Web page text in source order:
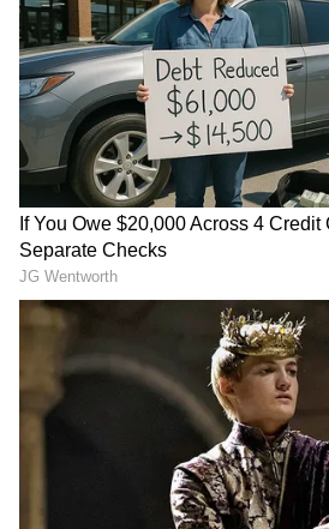
Add Asianetnews Tamil as a
Source